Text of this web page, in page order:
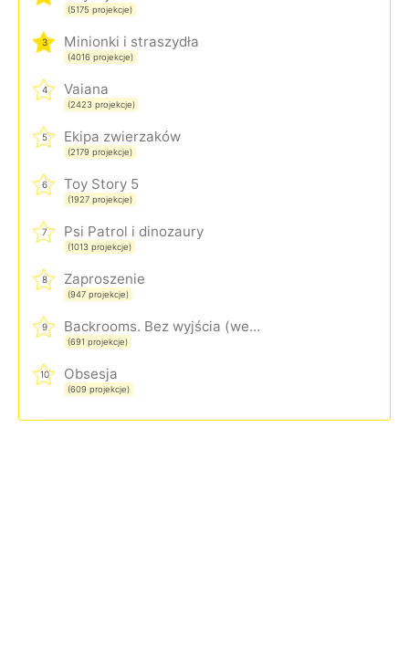
(5175 projekcje)
3 Minionki i straszydła
(4016 projekcje)
4 Vaiana
(2423 projekcje)
5 Ekipa zwierzaków
(2179 projekcje)
6 Toy Story 5
(1927 projekcje)
7 Psi Patrol i dinozaury
(1013 projekcje)
8 Zaproszenie
(947 projekcje)
9 Backrooms. Bez wyjścia (wersja rozszerzona)
(691 projekcje)
10 Obsesja
(609 projekcje)